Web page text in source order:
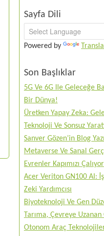
Sayfa Dili
Powered by
Son Başlıklar
5G Ve 6G Ile Geleceğe
Bir Dünya!
Üretken Yapay Zeka:
Teknoloji Ve Sonsuz
Sanver Gözen’in Blog
Metaverse Ve Sanal
Evrenler Kapımızı Çalıyor
Acer Veriton GN100 AI: İş
Zeki Yardımcısı
Biyoteknoloji Ve Gen
Tarıma, Çevreye
Otonom Araç